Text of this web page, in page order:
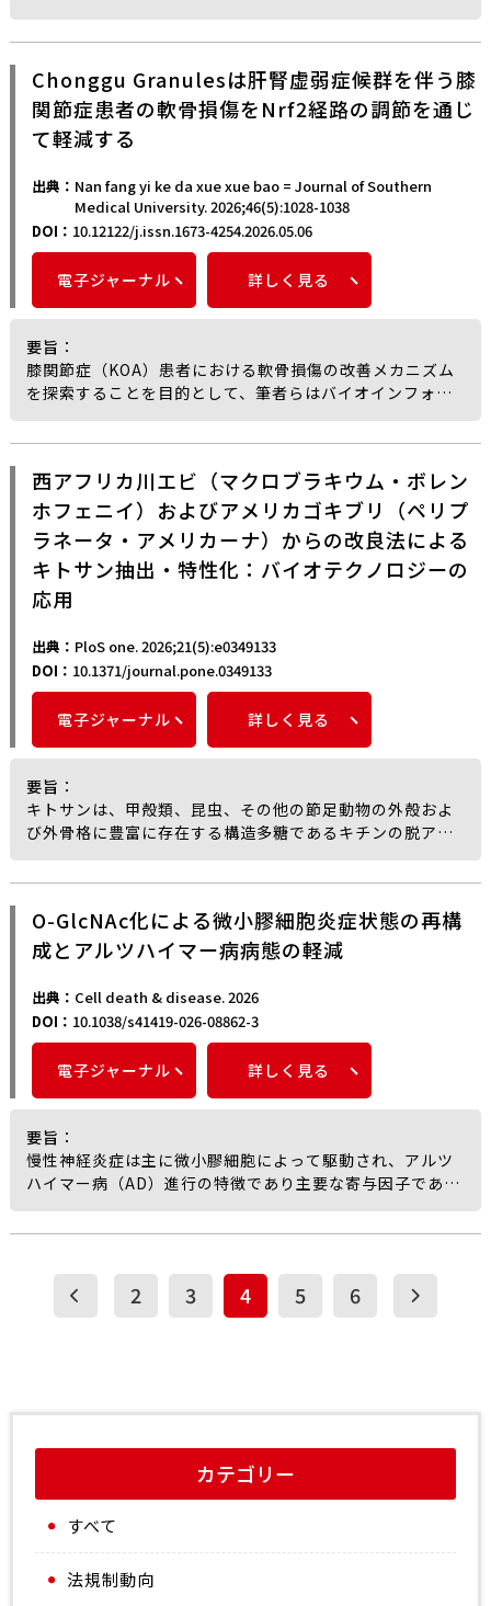
分子ドッキングおよび分子動力学シミュレーションによ
り、候補標的タンパク質p110αとD2～D4モノマー間の相互
作用における潜在的な結合様式および構造安定性に関する
計算的知見が提供された。
マーがインスリン耐性HepG2細胞において
PI3K/AKT/GLUT2/GSK3βシグナル伝達経路に関与するグ
ルコース代謝関連遺伝子の発現を調節することが示され
た。
これらの知見は、キチン由来オリゴ糖をより効果的な血糖
管理製品として開発するための理論的およびデータ的支援
代謝異常は広く報告されているものの、ADの分子的病因に
おける役割については十分に解明されていない。
た。
トランスジェニックADマウスモデルおよび死後のヒトAD
サンプルを用いた研究において、空間メタボロミクス、リ
ピドミクス、グリコミクスを統合的に適用するとともに、
N-結合グリカンの高度な空間同位体トレース・パルスチェ
ース解析を実施した結果、脳における高グリコシル化の保
存された表現型がグリカン生合成の増加により起因してい
ることが示された。
さらに、グリカン生合成酵素の遺伝的ノックダウンはADマ
ウスの認知成果を改善する一方で、経口グルコサミン補充
はこれを阻害することが認められた。
また、疾病重症度が異なるAD患者の電子健康記録に関する
遡及的解析から、グルコサミン補充はADの進行を加速さ
せ、生存の見通しを悪化させることが関連していることが
示された。
めの実行可能なターゲットとして位置づけている。
Chonggu Granulesは肝腎虚弱症候群を伴う膝
関節症患者の軟骨損傷をNrf2経路の調節を通じ
て軽減する
出典： Nan fang yi ke da xue xue bao = Journal of Southern
Medical University. 2026;46(5):1028-1038
DOI： 10.12122/j.issn.1673-4254.2026.05.06
電子ジャーナル 詳しく見る
要旨 ：
膝関節症（KOA）患者における軟骨損傷の改善メカニズム
を探索することを目的として、筆者らはバイオインフォマ
ティクス手法を用いてChonggu Granules（中医学由来の
顆粒剤）の活性成分とその潜在的なターゲット、ならびに
連遺伝子の交差遺伝子を分析した。複合成分-疾患-ターゲ
ットネットワークおよびタンパク質-タンパク質相互作用
（PPI）ネットワークを構築して主要な活性成分とコアター
ゲットを特定し、分子ドッキング研究により結合親和性を
検証した。臨床試験では、62名のKOA患者を観察群と対照
群（各31名）に無作為に割り当て、観察群ではグルコサミ
週間治療し、対照群ではグルコサミン塩酸塩タブレット単
独で治療した。また、健康な20名を健康対照群として設定
した。ELISA法を用いて軟骨損傷マーカー（MMP-13、
CTX-II、COMP）およびferroptosis関連指標（GPX4、
ACSL4、4-HNE、Fe2+）の血清レベルを測定し、リアル
タイムPCRにより Keap1、Nrf2、SLC7A11、HO-1、およ
びGPX4 mRNAの発現を定量した。その結果、Chonggu
Granules の4つの主要な活性成分（quercetin、
eupatilin、kaempferol、wogonin）と5つのコアターゲ
認められた。分子ドッキング解析において、活性化合物と
ターゲット間に強い結合が示され、特にNFE2L2 が最も高
Granules で治療されたKOA患者ではNrf2、SLC7A11、
HO-1、およびGPX4 mRNA発現が有意に上昇し
（p<0.05）、Keap1 発現は有意に低下し（p<0.05）、
MMP-13、CTX-II、COMP、ACSL4、4-HNE、およびFe2+
の血清レベルは有意に低下し（p<0.05）、一方GPX4 レベ
ルは増加した（p<0.05）ことが認められた。筆者らは、
Chonggu Granules がquercetin とeupatilinという主要
な活性成分を介してKOA を軽減し、これらの成分が
NFE2L2 および他の治療ターゲットをターゲットとする
Nrf2 シグナル伝達経路を活性化してferroptosis を調節す
西アフリカ川エビ（マクロブラキウム・ボレン
ホフェニイ）およびアメリカゴキブリ（ペリプ
ラネータ・アメリカーナ）からの改良法による
キトサン抽出・特性化：バイオテクノロジーの
応用
出典： PloS one. 2026;21(5):e0349133
DOI： 10.1371/journal.pone.0349133
電子ジャーナル 詳しく見る
要旨 ：
キトサンは、甲殻類、昆虫、その他の節足動物の外殻およ
び外骨格に豊富に存在する構造多糖であるキチンの脱アセ
チル化によって得られる天然バイオポリマーである。その
独特の物理化学的性質により、生物医学、医療用、農業、
では、豊富な淡水甲殻類および昆虫がキトサン源として十
分に活用されていない状況にある。筆者らの研究では、改
（Macrobrachium vollenhovenii）およびアメリカゴキ
ブリ（Periplaneta americana）をキトサンの地元供給源
としての可能性を評価した。外骨格材料に対し前処理、脱
灰、除タンパクを施した後、オートクレーブ補助アルカリ
脱アセチル化（50%水酸化ナトリウム、121℃、15 psi、
30分）を実施した。得られたキチン収率はエビで
29.53%、ゴキブリで17.78%であり、キトサン収率はそれ
ぞれ28.13%および11.56%であった。フーリエ変換赤外分
光法により、両供給源で得られたキトサンの特性官能基が
サミンへの有効な変換を示すものであった。これらの知見
から、両種とも持続可能なキトサン製造のための実行可能
な代替供給源であること、ならびに加圧脱アセチル化プロ
生物工学、医療、産業における潜在的応用を支援するもの
O-GlcNAc化による微小膠細胞炎症状態の再構
成とアルツハイマー病病態の軽減
出典： Cell death & disease. 2026
DOI： 10.1038/s41419-026-08862-3
電子ジャーナル 詳しく見る
要旨 ：
慢性神経炎症は主に微小膠細胞によって駆動され、アルツ
ハイマー病（AD）進行の特徴であり主要な寄与因子であ
る。O-GlcNAc化は栄養状態に依存した翻訳後修飾として
細胞ストレスと炎症の重要な制御因子として認識されてい
は依然として不明である。筆者らの観察によれば、AD患者
の海馬組織ではO-GlcNAc化が著しく低下しており、これに
伴って促炎症性M1型微小膠細胞への分極化が強化され、
下を示す）およびin vitro微小膠細胞培養のいずれにおい
化の著しい低下をもたらしたと筆者らは報告している。
全身的またはin vitro でのグルコサミン処置により、O-
GlcNAc レベルが効果的に回復され、M1関連の炎症経路が
抑制され、抗炎症性M2表現型が促進されたという。
メカニズムについて、筆者らはグルコサミンがNF-κB サブ
ユニットp65およびc-RelのO-GlcNAc化を促進し、これら
2 3 4 5 6
カテゴリー
すべて
法規制動向